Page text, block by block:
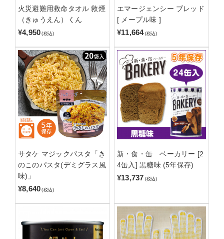
火災避難用救命タオル 救煙
（きゅうえん）くん
¥4,950 (税込)
エマージェンシー ブレッド
[ メープル味 ]
¥11,664 (税込)
サタケ マジックパスタ「き
のこのパスタ(デミグラス風
味)」
¥8,640 (税込)
新・食・缶 ベーカリー [2
4缶入] 黒糖味 (5年保存)
¥13,737 (税込)